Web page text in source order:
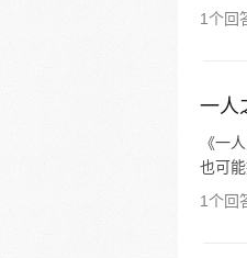
1个回
一人
《一
也可
1个回